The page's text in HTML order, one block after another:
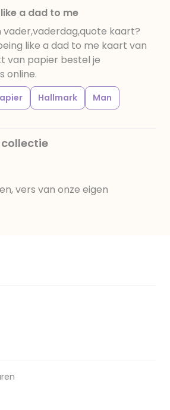
a dad to me
vader,vaderdag,quote kaart?
like a dad to me kaart van
van papier bestel je
online.
Hallmark Man
collectie
vers van onze eigen